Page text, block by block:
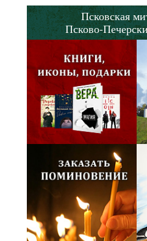
Псковская
Псково-